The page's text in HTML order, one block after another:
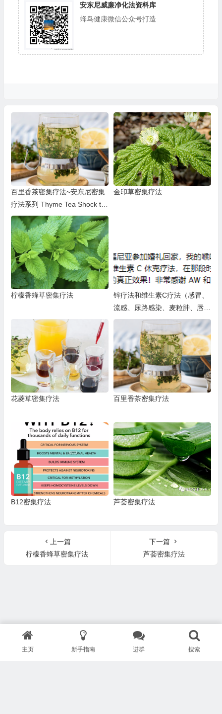
安东尼威廉净化法资料库
蜂鸟健康微信公众号打造
百里香茶密集疗法~安东尼密集
疗法系列 Thyme Tea Shock th
erapy
金印草密集疗法
柠檬香蜂草密集疗法
锌疗法和维生素C疗法（感冒、
流感、尿路感染、麦粒肿、唇疱
疹（单纯疱疹病毒1型）、单纯
疱疹 2型、带状疱疹、皮疹、咳
嗽、喉咙痛、鼻窦感染、肺部感
染、口腔溃疡，或单核细胞增多
症）
花菱草密集疗法 百里香茶密集疗法
B12密集疗法 芦荟密集疗法
上一篇
柠檬香蜂草密集疗法
下一篇
芦荟密集疗法
主页 新手指南 进群 搜索